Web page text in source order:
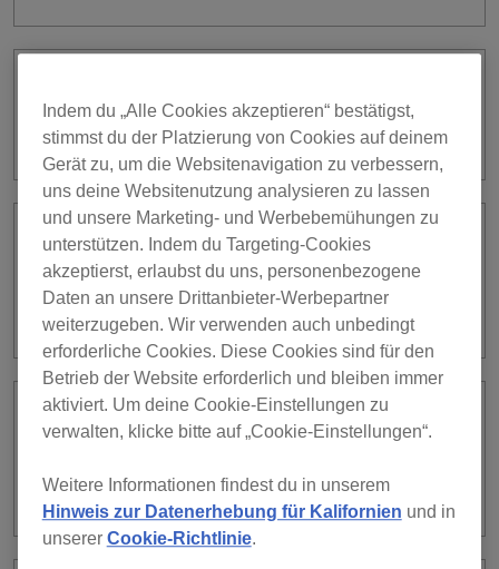
Synchronisierung mit meinem
Dropbox-Konto. Wie soll ich vorgehen?
Nachdem ich einen Track über
rekordbox hochgeladen habe, kann ich
den Track nicht mit der App
iTunes/Apple Music wiedergeben.
Nachdem ich mehrere Geräte mit Cloud
Library Sync synchronisiert habe, wird
Liste aufgeführt.
Indem du „Alle Cookies akzeptieren“ bestätigst,
stimmst du der Platzierung von Cookies auf deinem
Gerät zu, um die Websitenavigation zu verbessern,
uns deine Websitenutzung analysieren zu lassen
und unsere Marketing- und Werbebemühungen zu
unterstützen. Indem du Targeting-Cookies
akzeptierst, erlaubst du uns, personenbezogene
Daten an unsere Drittanbieter-Werbepartner
weiterzugeben. Wir verwenden auch unbedingt
erforderliche Cookies. Diese Cookies sind für den
Betrieb der Website erforderlich und bleiben immer
aktiviert. Um deine Cookie-Einstellungen zu
verwalten, klicke bitte auf „Cookie-Einstellungen“.
Weitere Informationen findest du in unserem
Hinweis zur Datenerhebung für Kalifornien und in
unserer Cookie-Richtlinie.